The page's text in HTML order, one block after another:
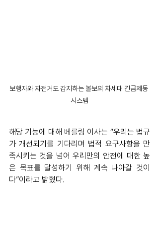
보행자와 자전거도 감지하는 볼보의 차세대 긴급제동
시스템
해당 기능에 대해 베를링 이사는 “우리는 법규
가 개선되기를 기다리며 법적 요구사항을 만
족시키는 것을 넘어 우리만의 안전에 대한 높
은 목표를 달성하기 위해 계속 나아갈 것이
다”이라고 밝혔다.